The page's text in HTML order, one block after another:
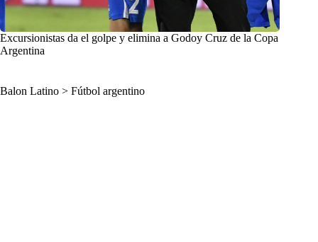
Excursionistas da el golpe y elimina a Godoy Cruz de la Copa
Argentina
Balon Latino > Fútbol argentino